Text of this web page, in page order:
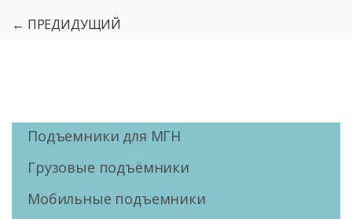
← ПРЕДИДУЩИЙ
Подъемники для МГН
Грузовые подъёмники
Мобильные подъемники